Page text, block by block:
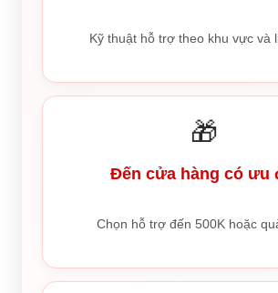
Kỹ thuật hỗ trợ theo khu vực và
🎁
Đến cửa hàng có ưu
Chọn hỗ trợ đến 500K hoặc